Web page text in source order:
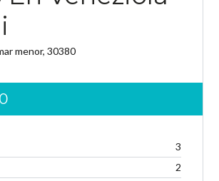
menor, 30380
3
2